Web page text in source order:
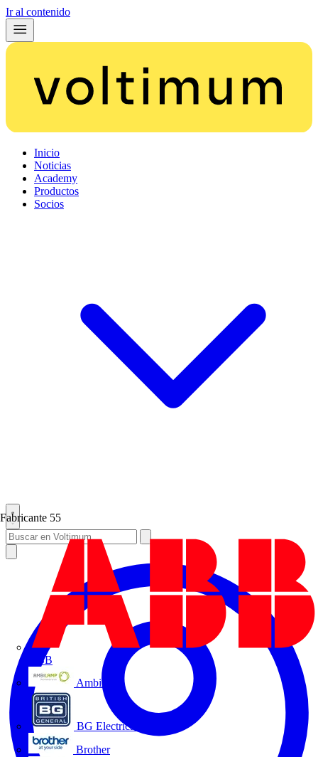
Ir al contenido
Inicio
Noticias
Academy
Productos
Socios
Fabricante 55
ABB
Ambilamp
BG Electrical
Brother